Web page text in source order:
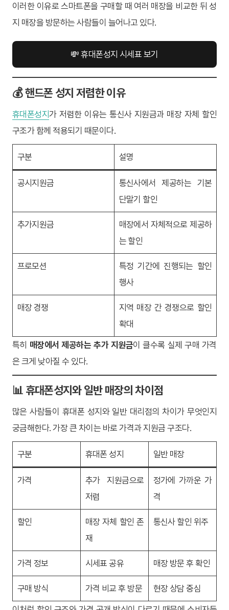
이러한 이유로 스마트폰을 구매할 때 여러 매장을 비교한 뒤 성
지 매장을 방문하는 사람들이 늘어나고 있다.
💸 휴대폰성지 시세표 보기
💰 핸드폰 성지 저렴한 이유
휴대폰성지가 저렴한 이유는 통신사 지원금과 매장 자체 할인
구조가 함께 적용되기 때문이다.
구분 설명
공시지원금
통신사에서 제공하는 기본
단말기 할인
추가지원금
매장에서 자체적으로 제공하
는 할인
프로모션
특정 기간에 진행되는 할인
행사
매장 경쟁
지역 매장 간 경쟁으로 할인
확대
특히 매장에서 제공하는 추가 지원금이 클수록 실제 구매 가격
은 크게 낮아질 수 있다.
📊 휴대폰성지와 일반 매장의 차이점
많은 사람들이 휴대폰 성지와 일반 대리점의 차이가 무엇인지
궁금해한다. 가장 큰 차이는 바로 가격과 지원금 구조다.
구분 휴대폰 성지 일반 매장
가격
추가 지원금으로
저렴
정가에 가까운 가
격
할인
매장 자체 할인 존
재
통신사 할인 위주
가격 정보 시세표 공유 매장 방문 후 확인
구매 방식 가격 비교 후 방문 현장 상담 중심